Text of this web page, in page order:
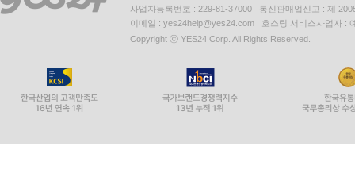
사업자등록번호 : 229-81-37000 통신판매업신고 : 제
이메일 : yes24help@yes24.com 호스팅 서비스사업자 :
Copyright ⓒ YES24 Corp. All Rights Reserved.